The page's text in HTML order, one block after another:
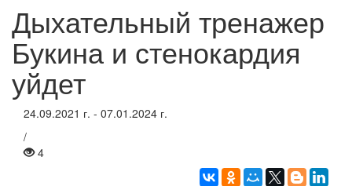
Дыхательный тренажер
Букина и стенокардия
уйдет
24.09.2021 г. - 07.01.2024 г.
/
4